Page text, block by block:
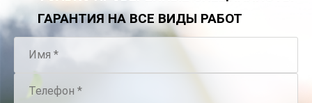
ГАРАНТИЯ НА ВСЕ ВИДЫ РАБОТ